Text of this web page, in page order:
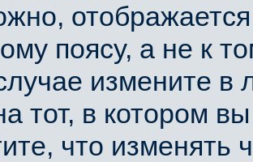
поясу, а не к
измените в
тот, в котором
что изменять